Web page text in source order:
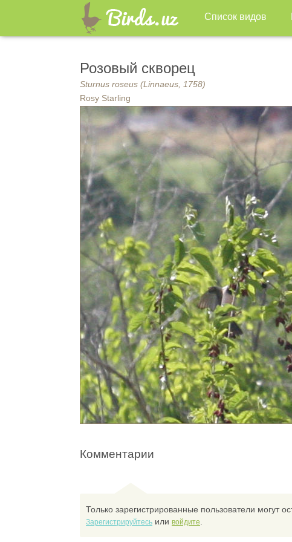
Список видов
Розовый скворец
Sturnus roseus (Linnaeus, 1758)
Rosy Starling
Комментарии
Только зарегистрированные пользователи могут
Зарегистрируйтесь или войдите